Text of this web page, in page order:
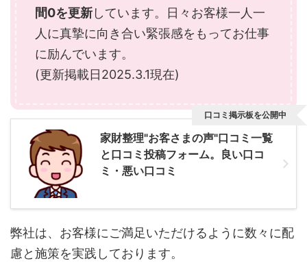
間0を更新しています。日々お客様一人一
人に真摯に向き合い緊張感をもってお仕事
に励んでいます。
(更新掲載日2025.3.1現在)
家財整理"お客さまの声"口コミ一覧
と口コミ投稿フォーム。良い口コ
ミ・悪い口コミ
口コミ掲示板を公開中
弊社は、お客様にご満足いただけるように数々に配
慮と施策を実践しております。